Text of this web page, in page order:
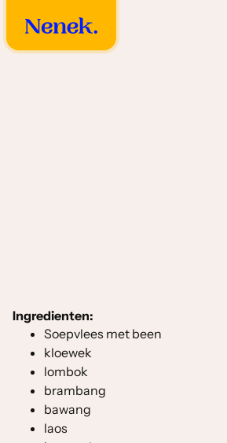
Ingredienten:
Soepvlees met been
kloewek
lombok
brambang
bawang
laos